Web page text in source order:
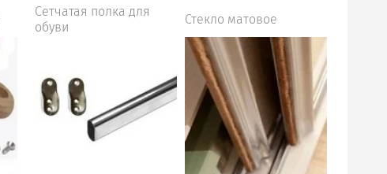
Сетчатая полка для
обуви
Стекло матовое